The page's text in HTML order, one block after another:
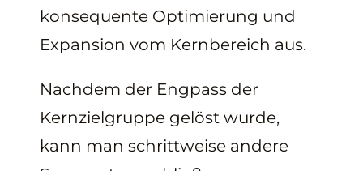
konsequente Optimierung und
Expansion vom Kernbereich aus.
Nachdem der Engpass der
Kernzielgruppe gelöst wurde,
kann man schrittweise andere